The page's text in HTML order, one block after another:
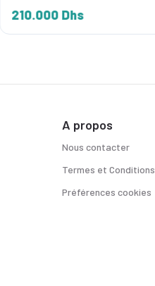
210.000 Dhs
A propos
Nous contacter
Termes et Conditions
Préférences cookies